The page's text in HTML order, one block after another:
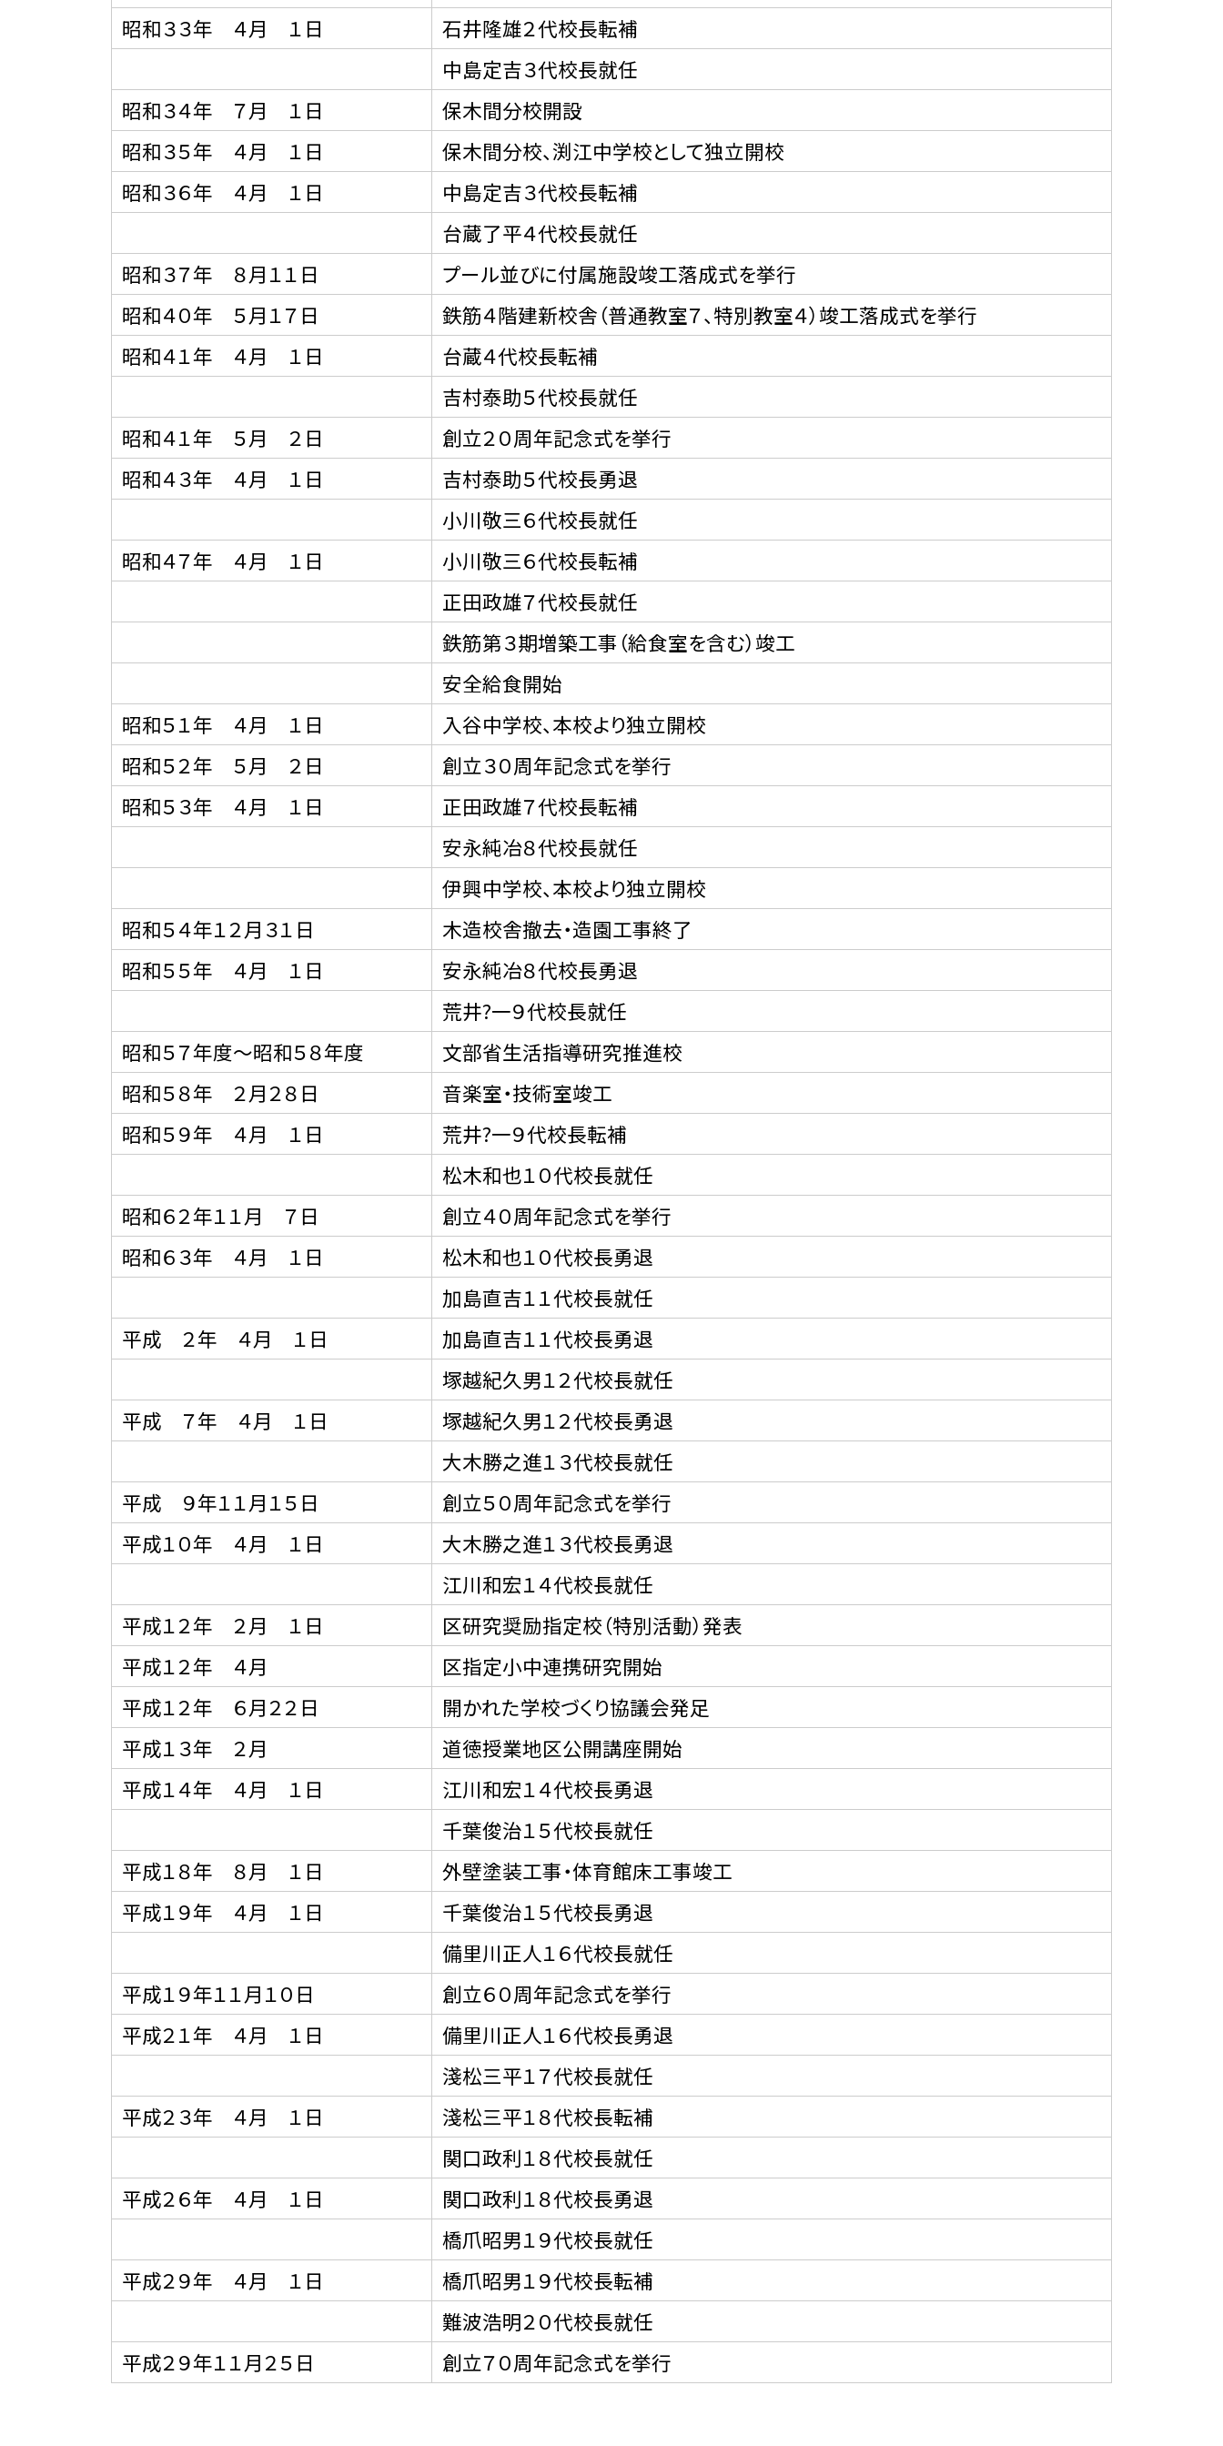
昭和３３年 ４月 １日
石井隆雄２代校長転補
中島定吉３代校長就任
昭和３４年 ７月 １日
保木間分校開設
昭和３５年 ４月 １日
保木間分校、渕江中学校として独立開校
昭和３６年 ４月 １日
中島定吉３代校長転補
台蔵了平４代校長就任
昭和３７年 ８月１１日
プール並びに付属施設竣工落成式を挙行
昭和４０年 ５月１７日
鉄筋４階建新校舎（普通教室７、特別教室４）竣工落成式を挙行
昭和４１年 ４月 １日
台蔵４代校長転補
吉村泰助５代校長就任
昭和４１年 ５月 ２日
創立２０周年記念式を挙行
昭和４３年 ４月 １日
吉村泰助５代校長勇退
小川敬三６代校長就任
昭和４７年 ４月 １日
小川敬三６代校長転補
正田政雄７代校長就任
鉄筋第３期増築工事（給食室を含む）竣工
安全給食開始
昭和５１年 ４月 １日
入谷中学校、本校より独立開校
昭和５２年 ５月 ２日
創立３０周年記念式を挙行
昭和５３年 ４月 １日
正田政雄７代校長転補
安永純冶８代校長就任
伊興中学校、本校より独立開校
昭和５４年１２月３１日
木造校舎撤去・造園工事終了
昭和５５年 ４月 １日
安永純冶８代校長勇退
荒井?一９代校長就任
昭和５７年度〜昭和５８年度
文部省生活指導研究推進校
昭和５８年 ２月２８日
音楽室・技術室竣工
昭和５９年 ４月 １日
荒井?一９代校長転補
松木和也１０代校長就任
昭和６２年１１月 ７日
創立４０周年記念式を挙行
昭和６３年 ４月 １日
松木和也１０代校長勇退
加島直吉１１代校長就任
平成 ２年 ４月 １日
加島直吉１１代校長勇退
塚越紀久男１２代校長就任
平成 ７年 ４月 １日
塚越紀久男１２代校長勇退
大木勝之進１３代校長就任
平成 ９年１１月１５日
創立５０周年記念式を挙行
平成１０年 ４月 １日
大木勝之進１３代校長勇退
江川和宏１４代校長就任
平成１２年 ２月 １日
区研究奨励指定校（特別活動）発表
平成１２年 ４月
区指定小中連携研究開始
平成１２年 ６月２２日
開かれた学校づくり協議会発足
平成１３年 ２月
道徳授業地区公開講座開始
平成１４年 ４月 １日
江川和宏１４代校長勇退
千葉俊治１５代校長就任
平成１８年 ８月 １日
外壁塗装工事・体育館床工事竣工
平成１９年 ４月 １日
千葉俊治１５代校長勇退
備里川正人１６代校長就任
平成１９年１１月１０日
創立６０周年記念式を挙行
平成２１年 ４月 １日
備里川正人１６代校長勇退
淺松三平１７代校長就任
平成２３年 ４月 １日
淺松三平１８代校長転補
関口政利１８代校長就任
平成２６年 ４月 １日
関口政利１８代校長勇退
橋爪昭男１９代校長就任
平成２９年 ４月 １日
橋爪昭男１９代校長転補
難波浩明２０代校長就任
平成２９年１１月２５日
創立７０周年記念式を挙行